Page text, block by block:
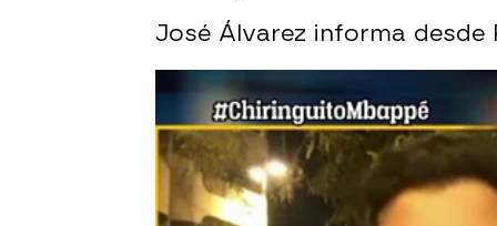
José Álvarez informa desde